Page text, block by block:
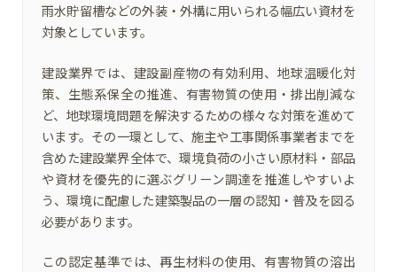
雨水貯留槽などの外装・外構に用いられる幅広い資材を
対象としています。
建設業界では、建設副産物の有効利用、地球温暖化対
策、生態系保全の推進、有害物質の使用・排出削減な
ど、地球環境問題を解決するための様々な対策を進めて
います。その一環として、施主や工事関係事業者までを
含めた建設業界全体で、環境負荷の小さい原材料・部品
や資材を優先的に選ぶグリーン調達を推進しやすいよ
う、環境に配慮した建築製品の一層の認知・普及を図る
必要があります。
この認定基準では、再生材料の使用、有害物質の溶出